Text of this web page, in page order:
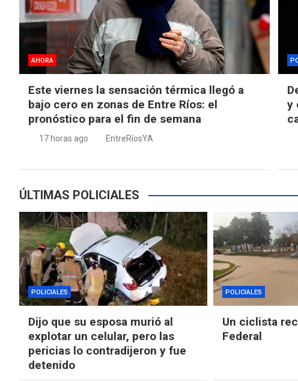
AHORA
Este viernes la sensación térmica llegó a
bajo cero en zonas de Entre Ríos: el
pronóstico para el fin de semana
17 horas ago EntreRíosYA
y
ÚLTIMAS POLICIALES
POLICIALES
Dijo que su esposa murió al
explotar un celular, pero las
pericias lo contradijeron y fue
detenido
POLICIALES
Un ciclista
Federal